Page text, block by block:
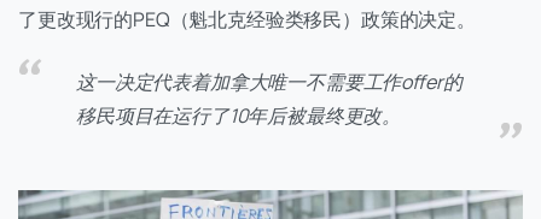
了更改现行的PEQ（魁北克经验类移民）政策的决定。
这一决定代表着加拿大唯一不需要工作offer的
移民项目在运行了10年后被最终更改。